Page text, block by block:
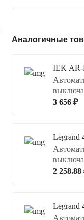
Аналогичные
IEK AR-
3 656 ₽
Legrand
2 258.88
Legrand